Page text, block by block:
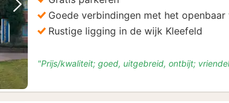
Volgende foto
Goede verbindingen met het openbaar
Rustige ligging in de wijk Kleefeld
"Prijs/kwaliteit; goed, uitgebreid, ontbijt;